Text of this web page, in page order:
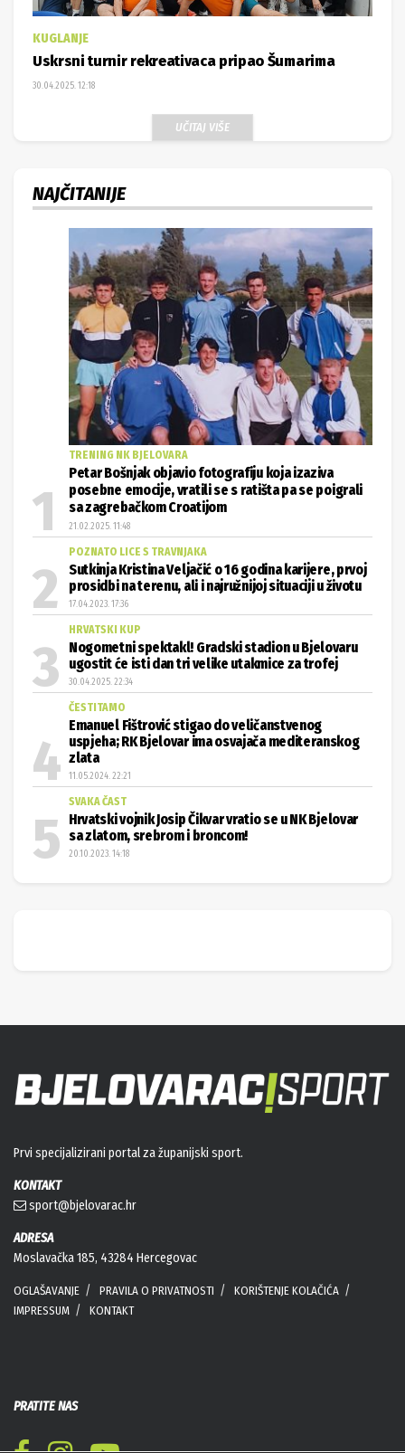
KUGLANJE
Uskrsni turnir rekreativaca pripao Šumarima
30.04.2025. 12:18
UČITAJ VIŠE
NAJČITANIJE
TRENING NK BJELOVARA
Petar Bošnjak objavio fotografiju koja izaziva
posebne emocije, vratili se s ratišta pa se poigrali
sa zagrebačkom Croatijom
21.02.2025. 11:48
POZNATO LICE S TRAVNJAKA
Sutkinja Kristina Veljačić o 16 godina karijere, prvoj
prosidbi na terenu, ali i najružnijoj situaciji u životu
17.04.2023. 17:36
HRVATSKI KUP
Nogometni spektakl! Gradski stadion u Bjelovaru
ugostit će isti dan tri velike utakmice za trofej
30.04.2025. 22:34
ČESTITAMO
Emanuel Fištrović stigao do veličanstvenog
uspjeha; RK Bjelovar ima osvajača mediteranskog
zlata
11.05.2024. 22:21
SVAKA ČAST
Hrvatski vojnik Josip Čikvar vratio se u NK Bjelovar
sa zlatom, srebrom i broncom!
20.10.2023. 14:18
Prvi specijalizirani portal za županijski sport.
KONTAKT
sport@bjelovarac.hr
ADRESA
Moslavačka 185, 43284 Hercegovac
OGLAŠAVANJE PRAVILA O PRIVATNOSTI
KORIŠTENJE KOLAČIĆA
IMPRESSUM
KONTAKT
PRATITE NAS